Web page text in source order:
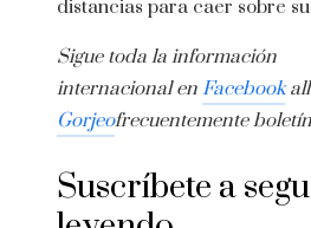
distancias para caer sobre
Sigue toda la información
internacional en Facebook
Gorjeofrecuentemente
Suscríbete a